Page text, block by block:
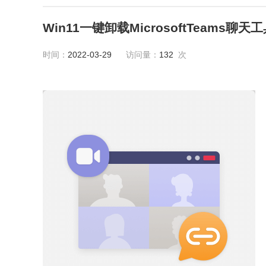
Win11一键卸载MicrosoftTeams聊天工
时间： 2022-03-29 访问量： 132 次